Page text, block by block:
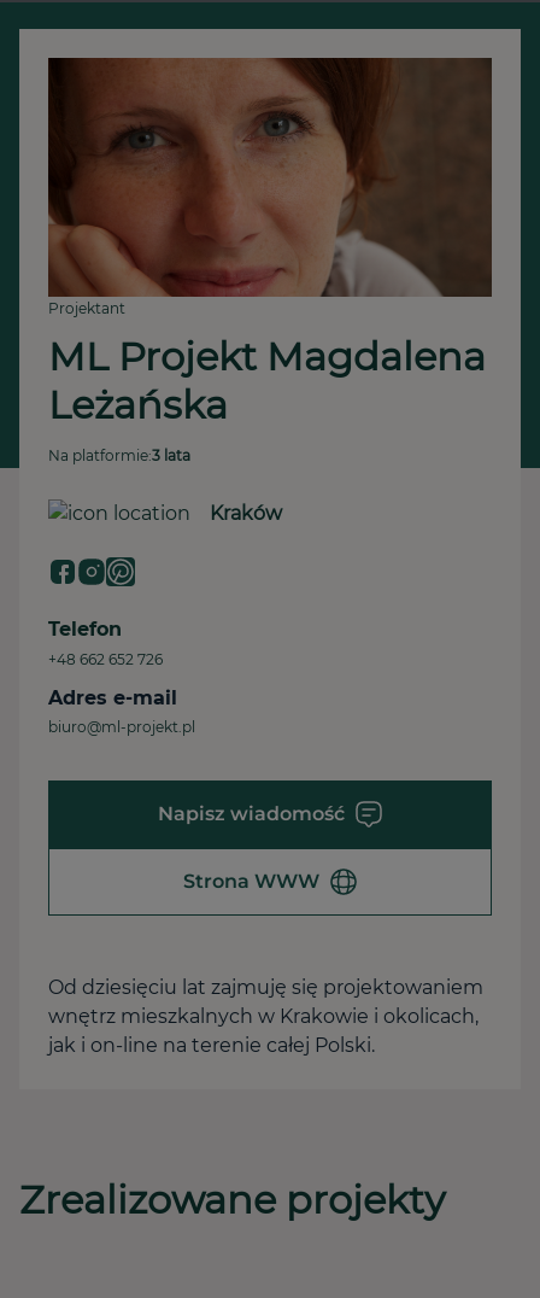
Projektant
ML Projekt Magdalena
Leżańska
Na platformie:3 lata
Kraków
Telefon
+48 662 652 726
Adres e-mail
biuro@ml-projekt.pl
Napisz wiadomość
Strona WWW
Od dziesięciu lat zajmuję się projektowaniem
wnętrz mieszkalnych w Krakowie i okolicach,
jak i on-line na terenie całej Polski.
Zrealizowane projekty